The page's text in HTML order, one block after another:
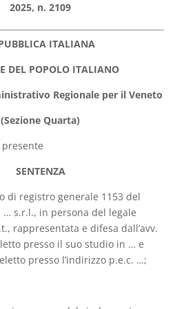
2025, n. 2109
ITALIANA
DEL POPOLO ITALIANO
Regionale per il Veneto
(Sezione Quarta)
SENTENZA
di registro generale 1153 del
… s.r.l., in persona del legale
rappresentata e difesa dall’avv.
presso il suo studio in … e
presso l’indirizzo p.e.c. …;